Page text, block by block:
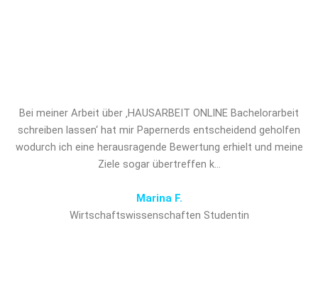
Bei meiner Arbeit über ‚HAUSARBEIT ONLINE Bachelorarbeit
schreiben lassen‘ hat mir Papernerds entscheidend geholfen
wodurch ich eine herausragende Bewertung erhielt und meine
Ziele sogar übertreffen k…
Marina F.
Wirtschaftswissenschaften Studentin